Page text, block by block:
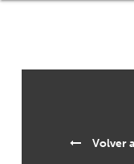
Volver a